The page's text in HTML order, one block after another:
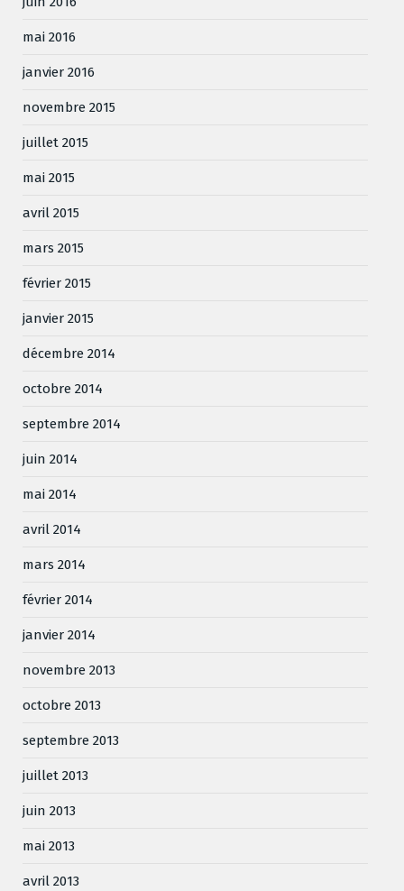
mai 2016
janvier 2016
novembre 2015
juillet 2015
mai 2015
avril 2015
mars 2015
février 2015
janvier 2015
décembre 2014
octobre 2014
septembre 2014
juin 2014
mai 2014
avril 2014
mars 2014
février 2014
janvier 2014
novembre 2013
octobre 2013
septembre 2013
juillet 2013
juin 2013
mai 2013
avril 2013